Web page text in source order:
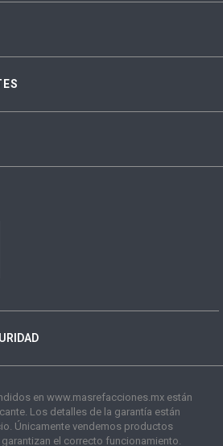
en www.masrefacciones.mx están
Los detalles de la garantía están
Únicamente vendemos productos
el correcto funcionamiento.